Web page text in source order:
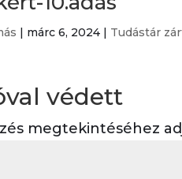
| márc 6, 2024 | Tudástár
védett
megtekintéséhez